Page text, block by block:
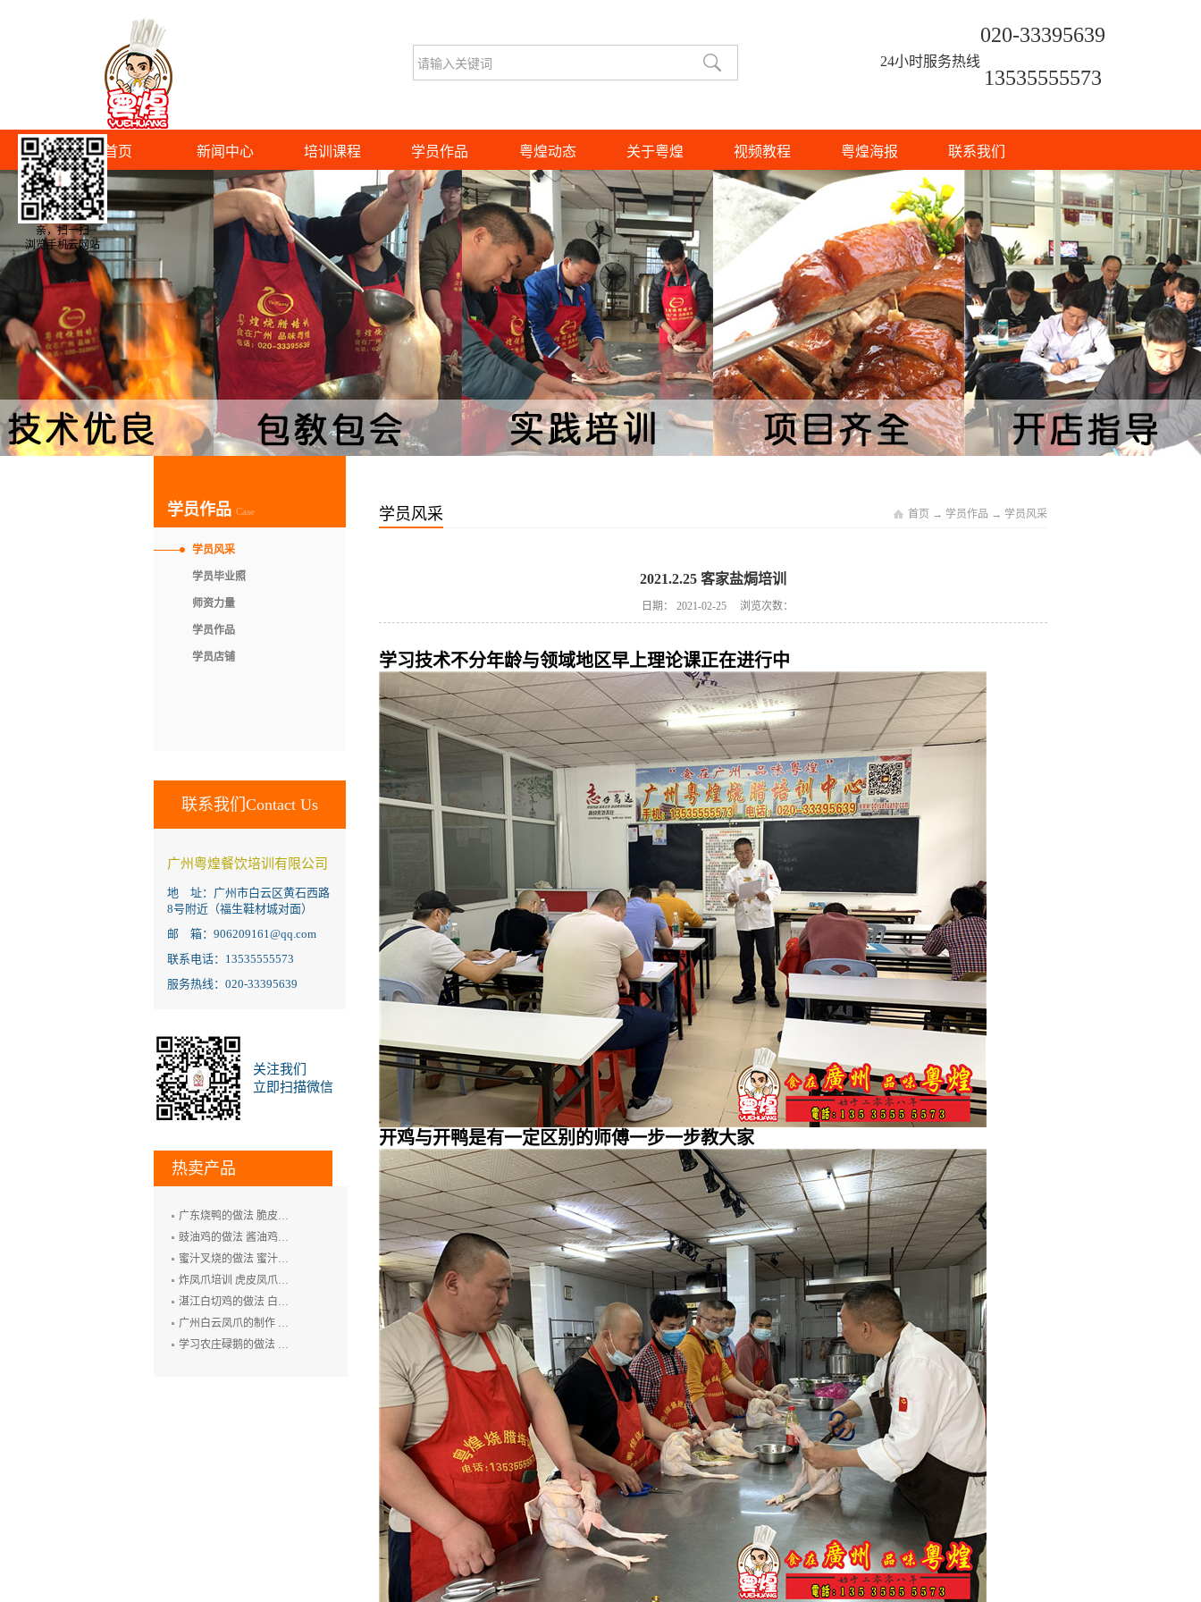
24小时服务热线
020-33395639
13535555573
首页 新闻中心 培训课程 学员作品 粤煌动态 关于粤煌 视频教程 粤煌海报 联系我们
学员作品 Case
学员风采
学员毕业照
师资力量
学员作品
学员店铺
联系我们Contact Us
广州粤煌餐饮培训有限公司
地 址：广州市白云区黄石西路
8号附近（福生鞋材城对面）
邮 箱：906209161@qq.com
联系电话：13535555573
服务热线：020-33395639
关注我们
立即扫描微信
热卖产品
广东烧鸭的做法 脆皮烧鸭培训 广州烤鸭技术培训 烧腊培训
豉油鸡的做法 酱油鸡的制作方法 玫瑰露豉油鸡培训
蜜汁叉烧的做法 蜜汁叉烧的制作方法 叉烧肉培训 烧排骨培训
炸凤爪培训 虎皮凤爪的做法 豉汁凤爪的制作 鲍汁凤爪培训
湛江白切鸡的做法 白切鸡培训 廉江白斩鸡培训 粤式烧卤技术培训
广州白云凤爪的制作 白云猪手的做法 广式烧卤培训
学习农庄碌鹅的做法 禄鹅的制作方法 碌鹅培训
学员风采 首页 → 学员作品 → 学员风采
2021.2.25 客家盐焗培训
日期： 2021-02-25 浏览次数：
学习技术不分年龄与领域地区早上理论课正在进行中
开鸡与开鸭是有一定区别的师傅一步一步教大家
亲，扫一扫
浏览手机云网站